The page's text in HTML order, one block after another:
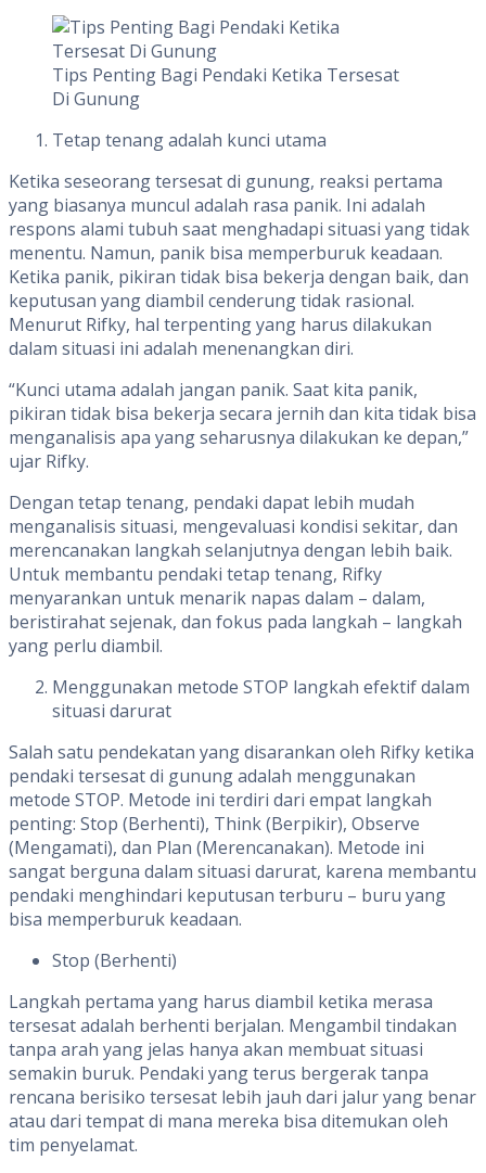
Tips Penting Bagi Pendaki Ketika Tersesat
Di Gunung
Tetap tenang adalah kunci utama
Ketika seseorang tersesat di gunung, reaksi pertama
yang biasanya muncul adalah rasa panik. Ini adalah
respons alami tubuh saat menghadapi situasi yang tidak
menentu. Namun, panik bisa memperburuk keadaan.
Ketika panik, pikiran tidak bisa bekerja dengan baik, dan
keputusan yang diambil cenderung tidak rasional.
Menurut Rifky, hal terpenting yang harus dilakukan
dalam situasi ini adalah menenangkan diri.
“Kunci utama adalah jangan panik. Saat kita panik,
pikiran tidak bisa bekerja secara jernih dan kita tidak bisa
menganalisis apa yang seharusnya dilakukan ke depan,”
ujar Rifky.
Dengan tetap tenang, pendaki dapat lebih mudah
menganalisis situasi, mengevaluasi kondisi sekitar, dan
merencanakan langkah selanjutnya dengan lebih baik.
Untuk membantu pendaki tetap tenang, Rifky
menyarankan untuk menarik napas dalam – dalam,
beristirahat sejenak, dan fokus pada langkah – langkah
yang perlu diambil.
Menggunakan metode STOP langkah efektif dalam
situasi darurat
Salah satu pendekatan yang disarankan oleh Rifky ketika
pendaki tersesat di gunung adalah menggunakan
metode STOP. Metode ini terdiri dari empat langkah
penting: Stop (Berhenti), Think (Berpikir), Observe
(Mengamati), dan Plan (Merencanakan). Metode ini
sangat berguna dalam situasi darurat, karena membantu
pendaki menghindari keputusan terburu – buru yang
bisa memperburuk keadaan.
Stop (Berhenti)
Langkah pertama yang harus diambil ketika merasa
tersesat adalah berhenti berjalan. Mengambil tindakan
tanpa arah yang jelas hanya akan membuat situasi
semakin buruk. Pendaki yang terus bergerak tanpa
rencana berisiko tersesat lebih jauh dari jalur yang benar
atau dari tempat di mana mereka bisa ditemukan oleh
tim penyelamat.